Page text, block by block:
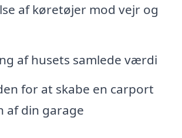
af køretøjer mod vejr og
af husets samlede værdi
for at skabe en carport
af din garage